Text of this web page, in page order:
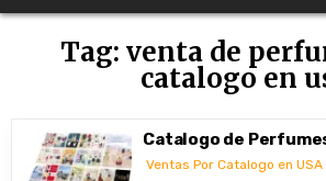
Tag: venta de
catalogo en
Catalogo de
Ventas Por Catalogo en USA